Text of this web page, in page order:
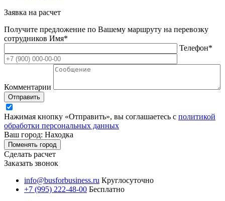
Заявка на расчет
Получите предложение по Вашему маршруту на перевозку
сотрудников Имя*
Телефон*
Комментарии
Отправить
Нажимая кнопку «Отправить», вы соглашаетесь с политикой
обработки персональных данных
Ваш город: Находка
Поменять город
Сделать расчет
Заказать звонок
info@busforbusiness.ru Круглосуточно
+7 (995) 222-48-00 Бесплатно